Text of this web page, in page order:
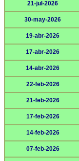
21-jul-2026
30-may-2026
19-abr-2026
17-abr-2026
14-abr-2026
22-feb-2026
21-feb-2026
17-feb-2026
14-feb-2026
07-feb-2026